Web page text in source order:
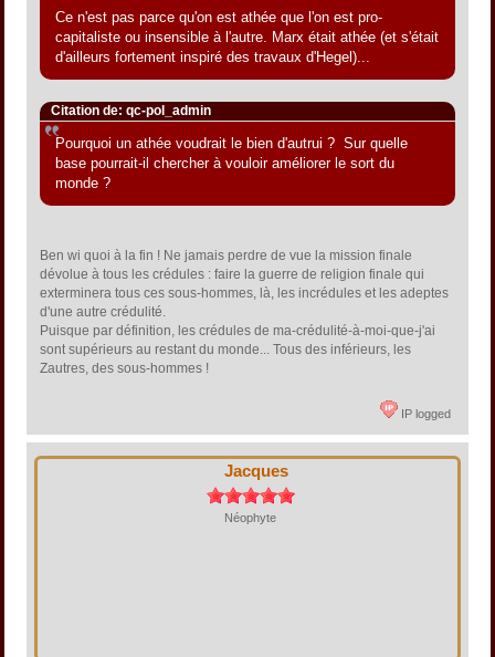
Ce n'est pas parce qu'on est athée que l'on est pro-
capitaliste ou insensible à l'autre. Marx était athée (et s'était
d'ailleurs fortement inspiré des travaux d'Hegel)...
Citation de: qc-pol_admin
Pourquoi un athée voudrait le bien d'autrui ? Sur quelle
base pourrait-il chercher à vouloir améliorer le sort du
monde ?
Ben wi quoi à la fin ! Ne jamais perdre de vue la mission finale
dévolue à tous les crédules : faire la guerre de religion finale qui
exterminera tous ces sous-hommes, là, les incrédules et les adeptes
d'une autre crédulité.
Puisque par définition, les crédules de ma-crédulité-à-moi-que-j'ai
sont supérieurs au restant du monde... Tous des inférieurs, les
Zautres, des sous-hommes !
IP logged
Jacques
Néophyte